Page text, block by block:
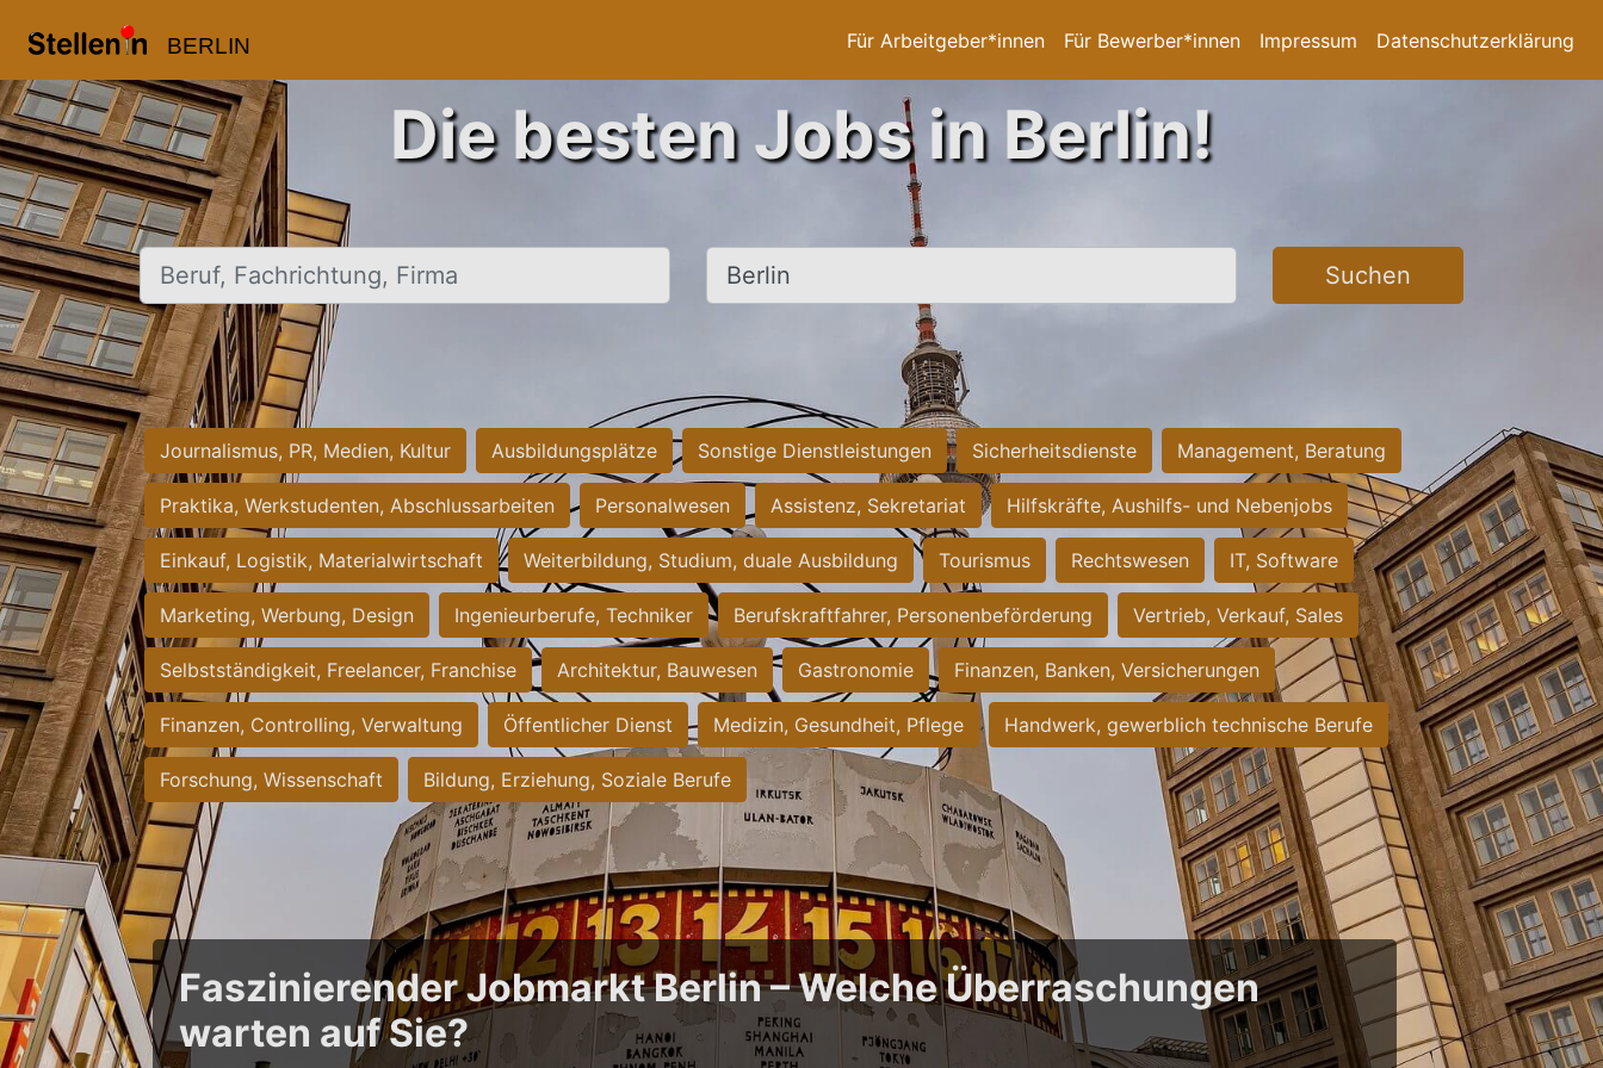
BERLIN Für Arbeitgeber*innen Für Bewerber*innen Impressum Datenschutzerklärung
Die besten Jobs in Berlin!
Beruf, Fachrichtung, Firma Ort, Stadt Suchen
Journalismus, PR, Medien, Kultur Ausbildungsplätze Sonstige Dienstleistungen Sicherheitsdienste Management, Beratung
Praktika, Werkstudenten, Abschlussarbeiten Personalwesen Assistenz, Sekretariat Hilfskräfte, Aushilfs- und Nebenjobs
Einkauf, Logistik, Materialwirtschaft Weiterbildung, Studium, duale Ausbildung Tourismus Rechtswesen IT, Software
Marketing, Werbung, Design Ingenieurberufe, Techniker Berufskraftfahrer, Personenbeförderung Vertrieb, Verkauf, Sales
Selbstständigkeit, Freelancer, Franchise Architektur, Bauwesen Gastronomie Finanzen, Banken, Versicherungen
Finanzen, Controlling, Verwaltung Öffentlicher Dienst Medizin, Gesundheit, Pflege Handwerk, gewerblich technische Berufe
Forschung, Wissenschaft Bildung, Erziehung, Soziale Berufe
Faszinierender Jobmarkt Berlin – Welche Überraschungen
warten auf Sie?